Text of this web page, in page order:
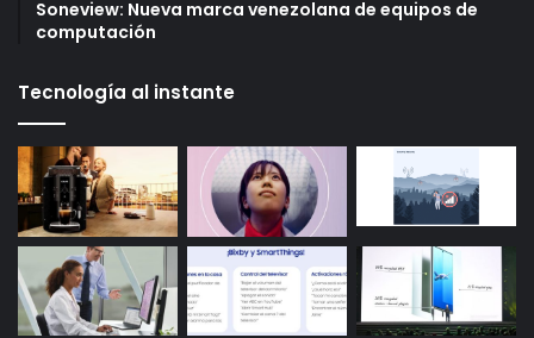
Soneview: Nueva marca venezolana de equipos de
computación
Tecnología al instante